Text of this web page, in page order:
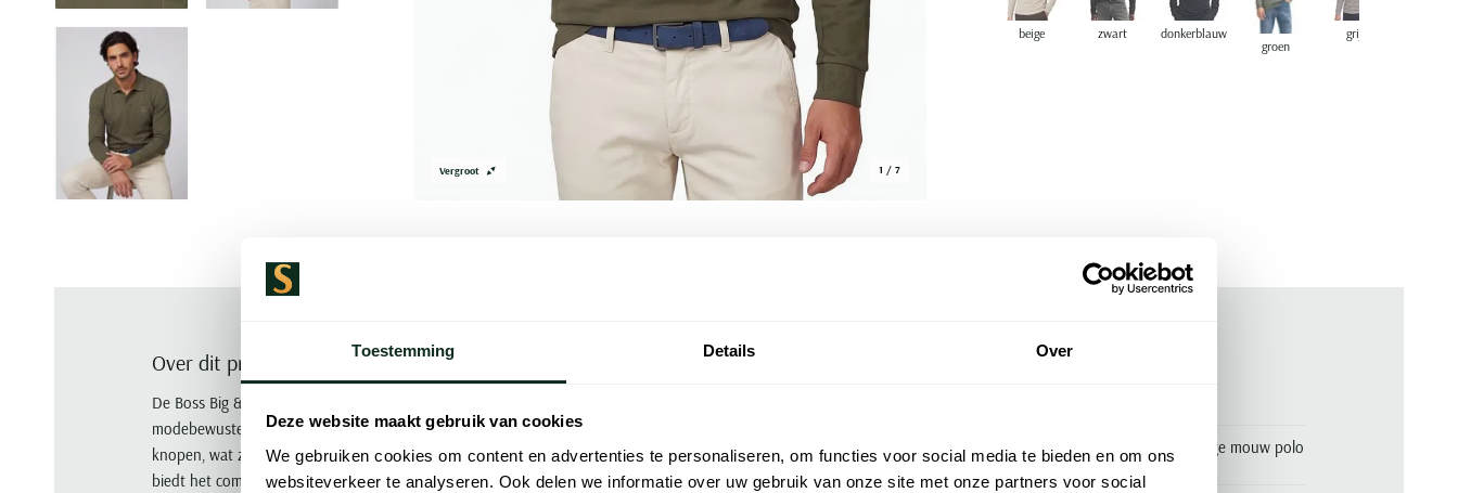
Toestemming Details Over
Deze website maakt gebruik van cookies
We gebruiken cookies om content en advertenties te personaliseren, om functies voor social media te bieden en om ons
websiteverkeer te analyseren. Ook delen we informatie over uw gebruik van onze site met onze partners voor social
Vergroot 1 / 7
beige zwart donkerblauw
groen
grijs
Over dit product
De Boss Big & Tall polo met lange mouwen van Hugo Boss is een moderne keuze voor de
modebewuste man. Deze effen groene polo heeft een wijde fit en is voorzien van twee
knopen, wat zorgt voor een stijlvolle uitstraling. Gemaakt van 95% katoen en 5% elastaan,
biedt het comfort en een lichte stretch voor optimale bewegingsvrijheid. Deze polo is ideaal
BOSS Orange Passerby open lange mouw polo
groen katoen